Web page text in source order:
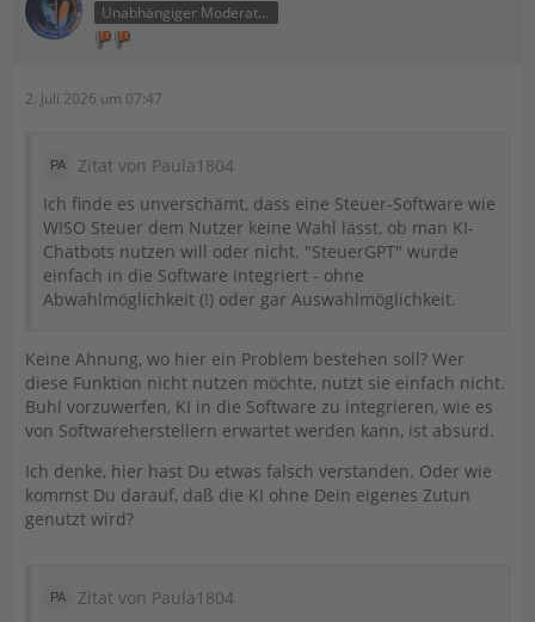
Unabhängiger Moderator
2. Juli 2026 um 07:47
Zitat von Paula1804
Ich finde es unverschämt, dass eine Steuer-Software wie
WISO Steuer dem Nutzer keine Wahl lässt, ob man KI-
Chatbots nutzen will oder nicht. "SteuerGPT" wurde
einfach in die Software integriert - ohne
Abwahlmöglichkeit (!) oder gar Auswahlmöglichkeit.
Keine Ahnung, wo hier ein Problem bestehen soll? Wer
diese Funktion nicht nutzen möchte, nutzt sie einfach nicht.
Buhl vorzuwerfen, KI in die Software zu integrieren, wie es
von Softwareherstellern erwartet werden kann, ist absurd.
Ich denke, hier hast Du etwas falsch verstanden. Oder wie
kommst Du darauf, daß die KI ohne Dein eigenes Zutun
genutzt wird?
Zitat von Paula1804